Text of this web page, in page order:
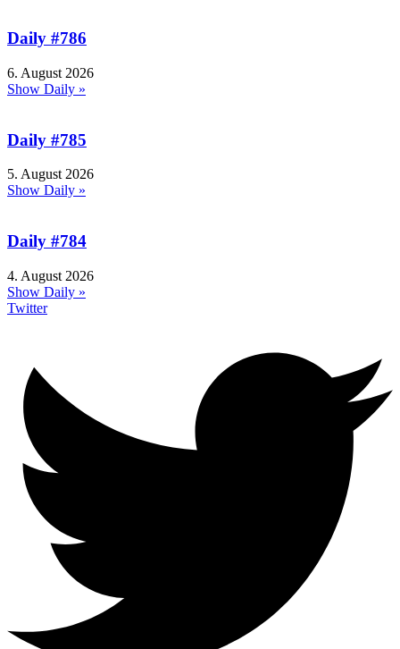
Daily #786
6. August 2026
Show Daily »
Daily #785
5. August 2026
Show Daily »
Daily #784
4. August 2026
Show Daily »
Twitter